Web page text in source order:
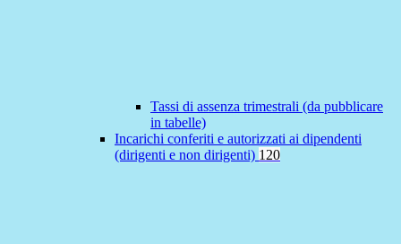
Tassi di assenza trimestrali (da pubblicare
in tabelle)
Incarichi conferiti e autorizzati ai dipendenti
(dirigenti e non dirigenti) 120